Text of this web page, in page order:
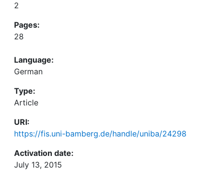
2
Pages:
28
Language:
German
Type:
Article
URI:
https://fis.uni-bamberg.de/handle/uniba/24298
Activation date:
July 13, 2015